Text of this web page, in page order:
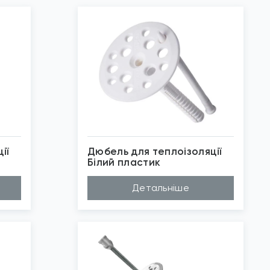
Дюбель для теплоізоляції
Білий пластик
Поліпропілен
Довжина (A...
100мм, 120мм, 16...
Діаметр (D...
10мм
Застосуван...
Термоізоляція
Детальніше